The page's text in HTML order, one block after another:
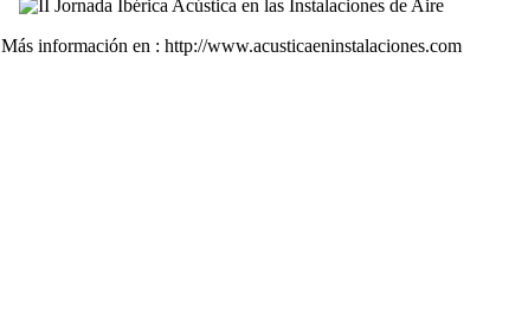
Más información en : http://www.acusticaeninstalaciones.com